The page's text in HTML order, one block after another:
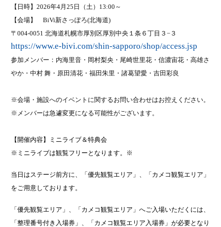
【日時】2026年4月25 日（土） 13:00 ～
【会場】BiVi新さっぽろ(北海道)
〒004-0051北海道札幌市厚別区厚別中央１条６丁目３− ３
https://www.e-bivi.com/shin-sapporo/shop/access.jsp
参加メンバー：内海里音・岡村梨央・尾崎世里花・信濃宙花・高雄さ
やか・中村 舞・原田清花・福田朱里・諸葛望愛・吉田彩良
※会場・施設へのイベントに関するお問い合わせはお控えください。
※メンバーは急遽変更になる可能性がございます。
【開催内容】ミニライブ＆特典会
※ミニライブは観覧フリーとなります。※
当日はステージ前方に、「優先観覧エリア」、「カメコ観覧エリア」
をご用意しております。
「優先観覧エリア」、「カメコ観覧エリア」へご入場いただくには、
「整理番号付き入場券」、「カメコ観覧エリア入場券」が必要となり